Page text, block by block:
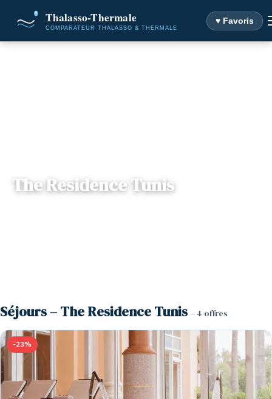
♥ Favoris
The Residence Tunis
Séjours – The Residence Tunis – 4 offres
-23%